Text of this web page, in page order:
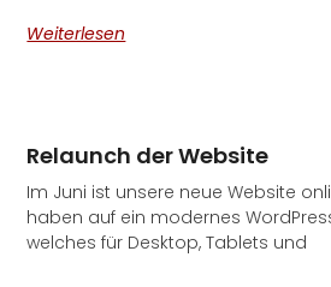
Weiterlesen
Relaunch der Website
Im Juni ist unsere neue Website
haben auf ein modernes
welches für Desktop, Tablets und